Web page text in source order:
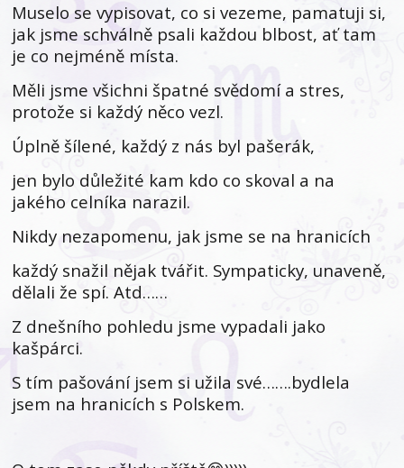
Muselo se vypisovat, co si vezeme, pamatuji si,
jak jsme schválně psali každou blbost, ať tam
je co nejméně místa.
Měli jsme všichni špatné svědomí a stres,
protože si každý něco vezl.
Úplně šílené, každý z nás byl pašerák,
jen bylo důležité kam kdo co skoval a na
jakého celníka narazil.
Nikdy nezapomenu, jak jsme se na hranicích
každý snažil nějak tvářit. Sympaticky, unaveně,
dělali že spí. Atd……
Z dnešního pohledu jsme vypadali jako
kašpárci.
S tím pašování jsem si užila své…….bydlela
jsem na hranicích s Polskem.